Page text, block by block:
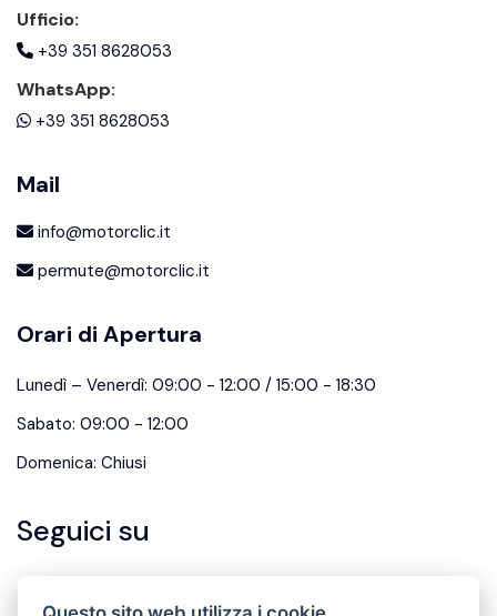
Ufficio:
+39 351 8628053
WhatsApp:
+39 351 8628053
Mail
info@motorclic.it
permute@motorclic.it
Orari di Apertura
Lunedì – Venerdì: 09:00 - 12:00 / 15:00 - 18:30
Sabato: 09:00 - 12:00
Domenica: Chiusi
Seguici su